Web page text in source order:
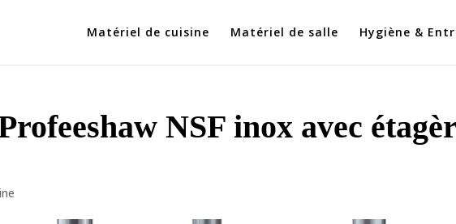
Matériel de cuisine Matériel de salle Hygiène &
NSF inox avec